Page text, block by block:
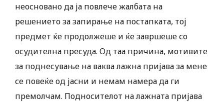
неосновано да ја повлече жалбата на
решението за запирање на постапката, тој
предмет ќе продолжеше и ќе завршеше со
осудителна пресуда. Од таа причина, мотивите
за поднесување на ваква лажна пријава за мене
се повеќе од јасни и немам намера да ги
премолчам. Подносителот на лажната пријава